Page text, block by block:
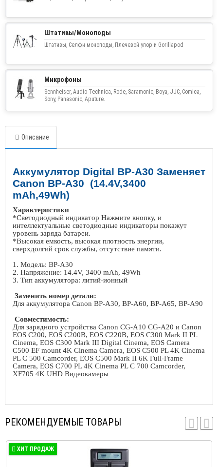
Штативы/Моноподы
Штативы, Селфи моноподы, Плечевой упор и Gorillapod
Микрофоны
Sennheiser, Audio-Technica, Rode, Saramonic, Boya, JJC, Comica,
Sony, Panasonic, Aputure.
Описание
Аккумулятор Digital BP-A30 Заменяет
Canon BP-A30 (14.4V,3400
mAh,49Wh)
Характеристики
*Светодиодный индикатор Нажмите кнопку, и
интеллектуальные светодиодные индикаторы покажут
уровень заряда батареи.
*Высокая емкость, высокая плотность энергии,
сверхдолгий срок службы, отсутствие памяти.
1. Модель: BP-A30
2. Напряжение: 14.4V, 3400 mAh, 49Wh
3. Тип аккумулятора: литий-ионный
Заменить номер детали:
Для аккумулятора Canon BP-A30, BP-A60, BP-A65, BP-A90
Совместимость:
Для зарядного устройства Canon CG-A10 CG-A20 и Canon
EOS C200, EOS C200B, EOS C220B, EOS C300 Mark II PL
Cinema, EOS C300 Mark III Digital Cinema, EOS Camera
C500 EF mount 4K Cinema Camera, EOS C500 PL 4K Cinema
PL C 500 Camcorder, EOS C500 Mark II 6K Full-Frame
Camera, EOS C700 PL 4K Cinema PL C 700 Camcorder,
XF705 4K UHD Видеокамеры
РЕКОМЕНДУЕМЫЕ ТОВАРЫ
ХИТ ПРОДАЖ